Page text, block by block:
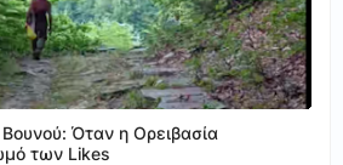
Όταν η Ορειβασία
των Likes